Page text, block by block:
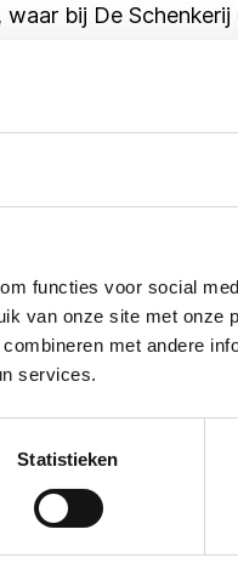
functies voor social
van onze site met onze
met andere
services.
Statistieken
bij De
in één of twee
door de
Het dorpje
kaart uit circa
een goed
verkennen. Geniet
maar voor
we naar het